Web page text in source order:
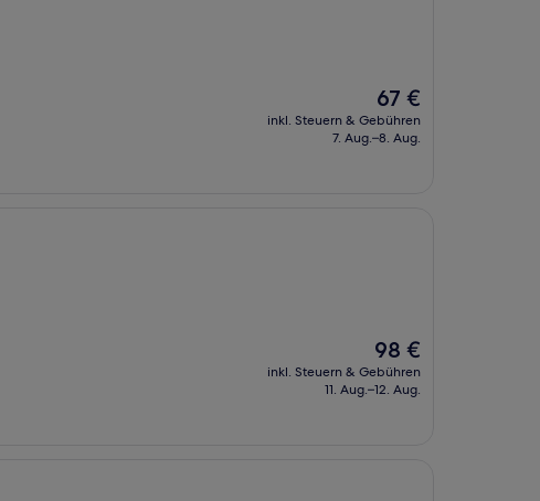
Der
Preis
beträgt
67 €
inkl. Steuern & Gebühren
7. Aug.–8. Aug.
Der
Preis
beträgt
98 €
inkl. Steuern & Gebühren
11. Aug.–12. Aug.